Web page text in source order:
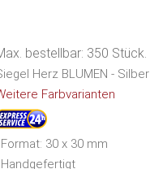
bestellbar: 350 Stück.
Herz BLUMEN - Silber
Farbvarianten
Format: 30 x 30 mm
Handgefertigt